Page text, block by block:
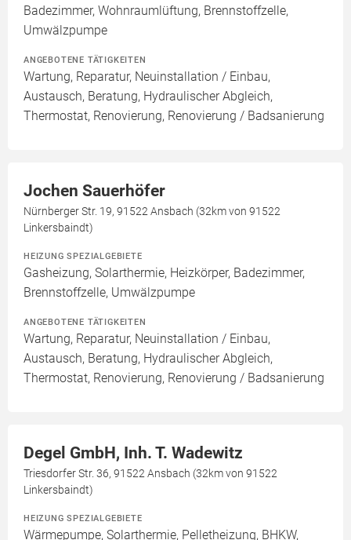
Badezimmer, Wohnraumlüftung, Brennstoffzelle,
Umwälzpumpe
ANGEBOTENE TÄTIGKEITEN
Wartung, Reparatur, Neuinstallation / Einbau,
Austausch, Beratung, Hydraulischer Abgleich,
Thermostat, Renovierung, Renovierung / Badsanierung
Jochen Sauerhöfer
Nürnberger Str. 19, 91522 Ansbach (32km von 91522
Linkersbaindt)
HEIZUNG SPEZIALGEBIETE
Gasheizung, Solarthermie, Heizkörper, Badezimmer,
Brennstoffzelle, Umwälzpumpe
ANGEBOTENE TÄTIGKEITEN
Wartung, Reparatur, Neuinstallation / Einbau,
Austausch, Beratung, Hydraulischer Abgleich,
Thermostat, Renovierung, Renovierung / Badsanierung
Degel GmbH, Inh. T. Wadewitz
Triesdorfer Str. 36, 91522 Ansbach (32km von 91522
Linkersbaindt)
HEIZUNG SPEZIALGEBIETE
Wärmepumpe, Solarthermie, Pelletheizung, BHKW,